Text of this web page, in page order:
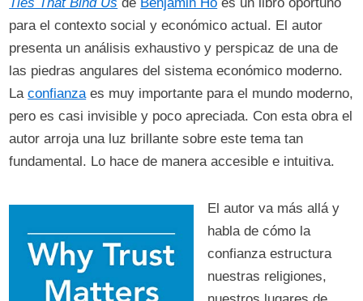
para el contexto social y económico actual. El autor
presenta un análisis exhaustivo y perspicaz de una de
las piedras angulares del sistema económico moderno.
Laconfianzaes muy importante para el mundo moderno,
pero es casi invisible y poco apreciada. Con esta obra el
autor arroja una luz brillante sobre este tema tan
fundamental. Lo hace de manera accesible e intuitiva.
El autor va más allá y
habla de cómo la
confianza estructura
nuestras religiones,